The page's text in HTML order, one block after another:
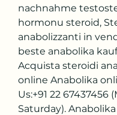
nachnahme
hormonu steroid,
anabolizzanti in
beste anabolika
Acquista steroidi
online Anabolika
Us:+91 22 67437456
Saturday).